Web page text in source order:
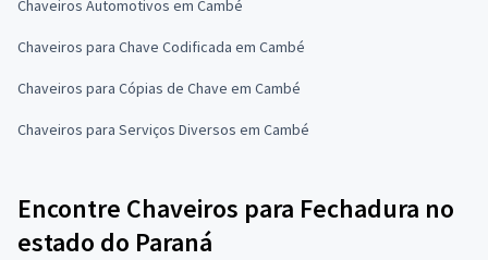
Chaveiros Automotivos em Cambé
Chaveiros para Chave Codificada em Cambé
Chaveiros para Cópias de Chave em Cambé
Chaveiros para Serviços Diversos em Cambé
Encontre Chaveiros para Fechadura no
estado do Paraná